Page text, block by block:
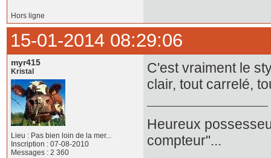
Hors ligne
15-01-2014 08:29:06
myr415
Kristal
Lieu : Pas bien loin de la mer...
Inscription : 07-08-2010
Messages : 2 360
C'est vraiment le
clair, tout carrelé,
Heureux
compteur"...